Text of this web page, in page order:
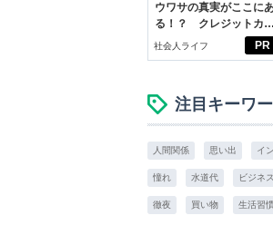
PR
ウワサの真実がここに
る！？ クレジットカー
ドの都市伝説
社会人ライフ
注目キーワ
人間関係 思い出 イ
憧れ 水道代 ビジネ
徹夜 買い物 生活習